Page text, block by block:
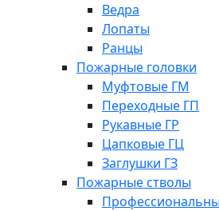
Ведра
Лопаты
Ранцы
Пожарные головки
Муфтовые ГМ
Переходные ГП
Рукавные ГР
Цапковые ГЦ
Заглушки ГЗ
Пожарные стволы